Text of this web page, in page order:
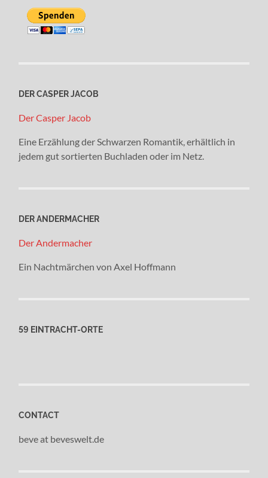
DER CASPER JACOB
Der Casper Jacob
Eine Erzählung der Schwarzen Romantik, erhältlich in
jedem gut sortierten Buchladen oder im Netz.
DER ANDERMACHER
Der Andermacher
Ein Nachtmärchen von Axel Hoffmann
59 EINTRACHT-ORTE
CONTACT
beve at beveswelt.de